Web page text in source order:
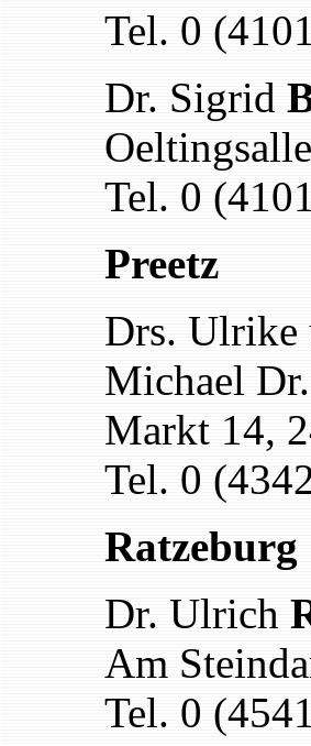
Tel. 0
Dr. Sigrid
Tel. 0
Preetz
Drs. Ulrike
Michael
Markt 14,
Tel. 0
Ratzeburg
Dr. Ulrich
Am
Tel. 0